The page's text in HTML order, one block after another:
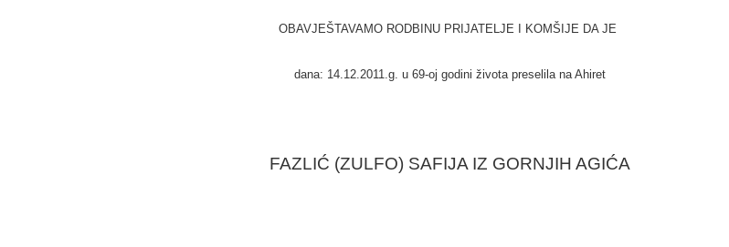
OBAVJEŠTAVAMO RODBINU PRIJATELJE I KOMŠIJE DA JE
dana: 14.12.2011.g. u 69-oj godini života preselila na Ahiret
FAZLIĆ (ZULFO) SAFIJA IZ GORNJIH AGIĆA